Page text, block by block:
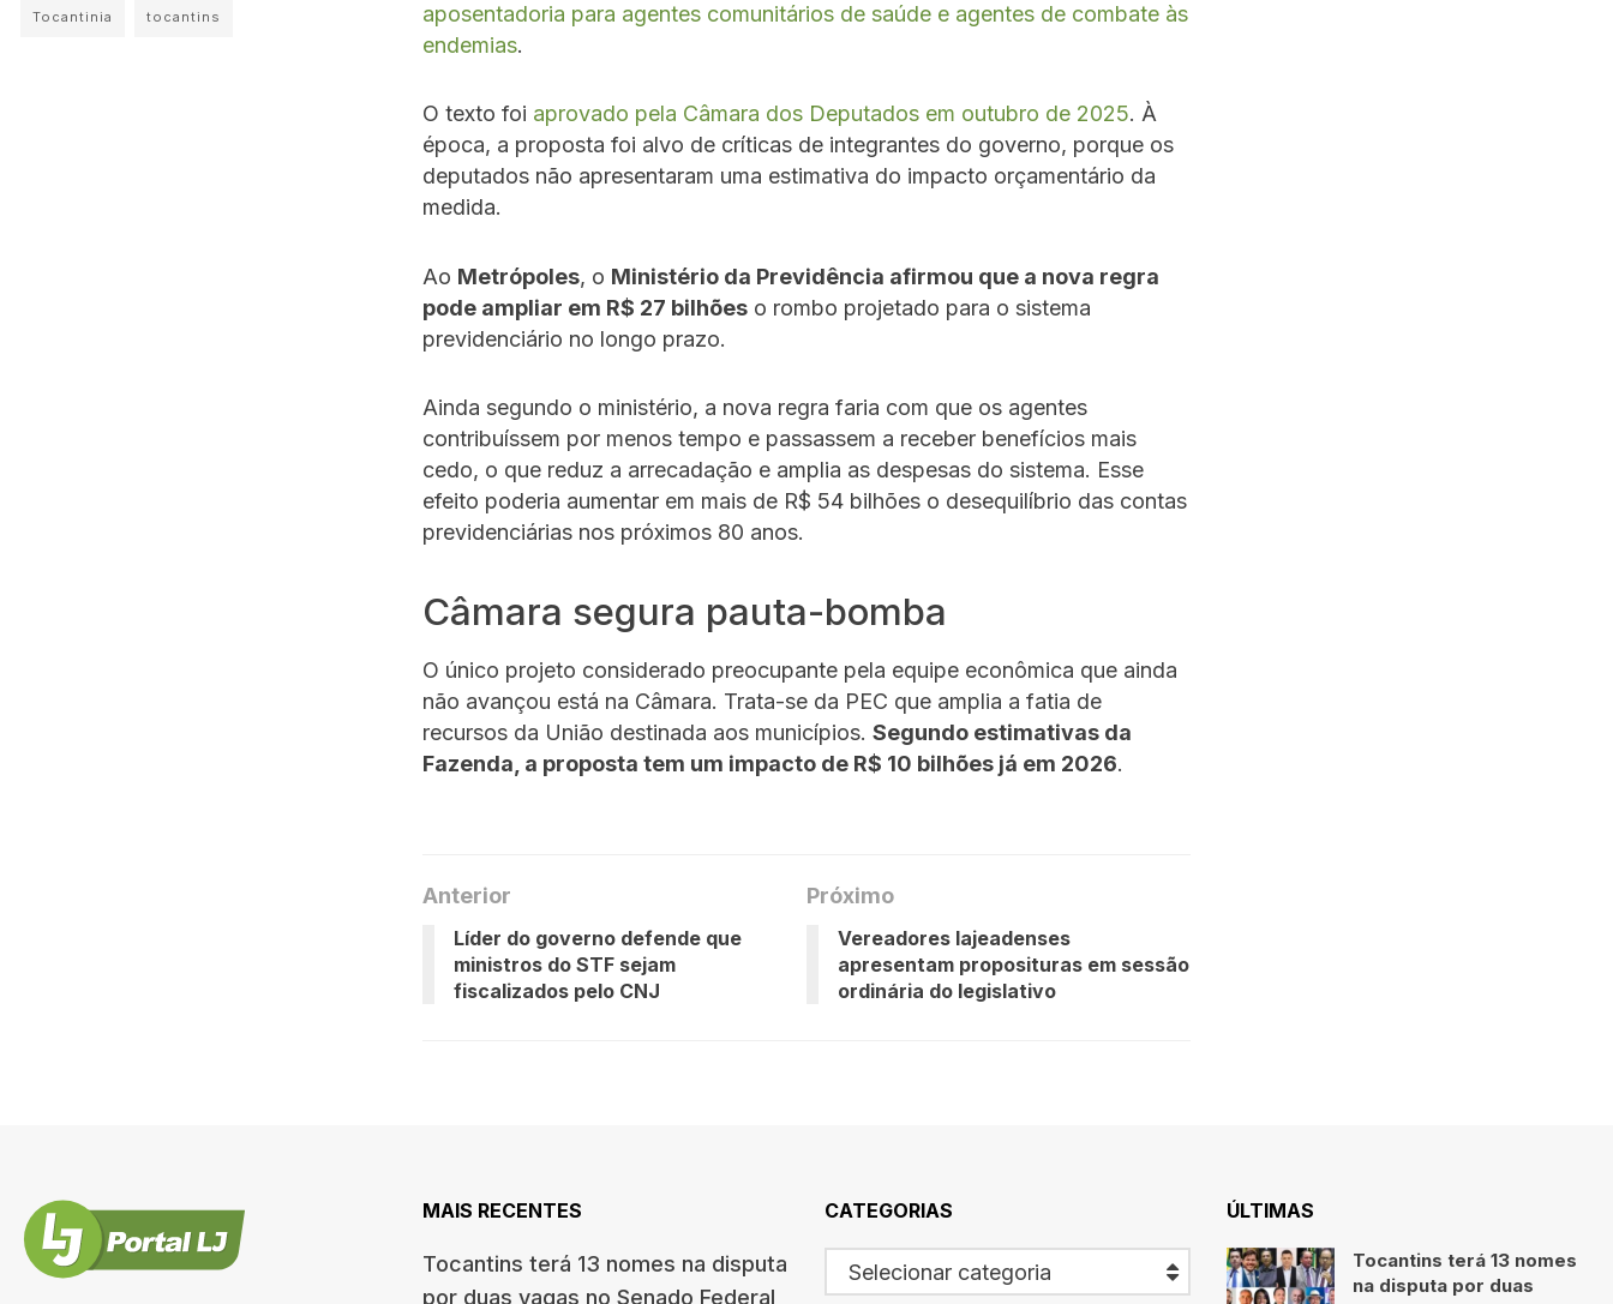
aposentadoria para agentes comunitários de saúde e agentes de combate às
endemias.
O texto foi aprovado pela Câmara dos Deputados em outubro de 2025. À
época, a proposta foi alvo de críticas de integrantes do governo, porque os
deputados não apresentaram uma estimativa do impacto orçamentário da
medida.
Ao Metrópoles, o Ministério da Previdência afirmou que a nova regra
pode ampliar em R$ 27 bilhões o rombo projetado para o sistema
previdenciário no longo prazo.
Ainda segundo o ministério, a nova regra faria com que os agentes
contribuíssem por menos tempo e passassem a receber benefícios mais
cedo, o que reduz a arrecadação e amplia as despesas do sistema. Esse
efeito poderia aumentar em mais de R$ 54 bilhões o desequilíbrio das contas
previdenciárias nos próximos 80 anos.
Câmara segura pauta-bomba
O único projeto considerado preocupante pela equipe econômica que ainda
não avançou está na Câmara. Trata-se da PEC que amplia a fatia de
recursos da União destinada aos municípios. Segundo estimativas da
Fazenda, a proposta tem um impacto de R$ 10 bilhões já em 2026.
Anterior
Líder do governo defende que
ministros do STF sejam
fiscalizados pelo CNJ
Próximo
Vereadores lajeadenses
apresentam proposituras em sessão
ordinária do legislativo
Tocantinia tocantins
MAIS RECENTES
Tocantins terá 13 nomes na disputa
por duas vagas no Senado Federal
CATEGORIAS
Selecionar categoria
ÚLTIMAS
Tocantins terá 13 nomes
na disputa por duas